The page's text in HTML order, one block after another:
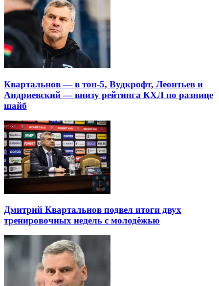
Квартальнов — в топ-5, Вудкрофт, Леонтьев и
Андриевский — внизу рейтинга КХЛ по разнице
шайб
Дмитрий Квартальнов подвел итоги двух
тренировочных недель с молодёжью